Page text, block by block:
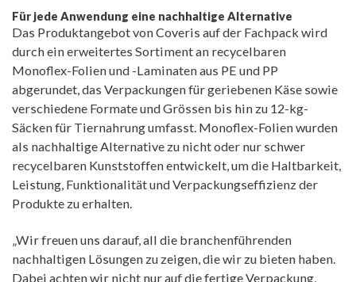
Für jede Anwendung eine nachhaltige Alternative
Das Produktangebot von Coveris auf der Fachpack wird
durch ein erweitertes Sortiment an recycelbaren
Monoflex-Folien und -Laminaten aus PE und PP
abgerundet, das Verpackungen für geriebenen Käse sowie
verschiedene Formate und Grössen bis hin zu 12-kg-
Säcken für Tiernahrung umfasst. Monoflex-Folien wurden
als nachhaltige Alternative zu nicht oder nur schwer
recycelbaren Kunststoffen entwickelt, um die Haltbarkeit,
Leistung, Funktionalität und Verpackungseffizienz der
Produkte zu erhalten.
„Wir freuen uns darauf, all die branchenführenden
nachhaltigen Lösungen zu zeigen, die wir zu bieten haben.
Dabei achten wir nicht nur auf die fertige Verpackung,